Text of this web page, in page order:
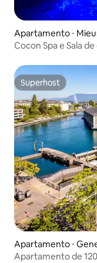
Apartamento ⋅
Cocon Spa e Sala
Superhost
Superhost
Apartamento ⋅
Apartamento de